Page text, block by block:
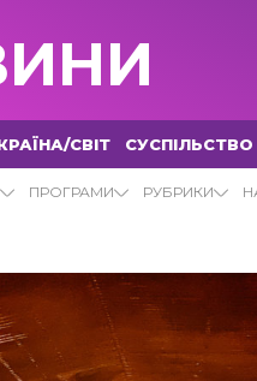
СВІТ СУСПІЛЬСТВО
ПРОГРАМИ РУБРИКИ